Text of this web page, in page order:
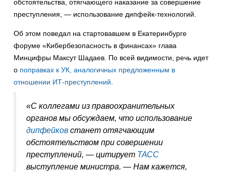
обстоятельства, отягчающего наказание за совершение
преступления, — использование дипфейк-технологий.
Об этом поведал на стартовавшем в Екатеринбурге
форуме «Кибербезопасность в финансах» глава
Минцифры Максут Шадаев. По всей видимости, речь идет
о поправках к УК, аналогичных предложенным в
отношении ИТ-преступлений.
«С коллегами из правоохранительных
органов мы обсуждаем, что использование
дипфейков станет отягчающим
обстоятельством при совершении
преступлений, — цитирует ТАСС
выступление министра. — Нам кажется,